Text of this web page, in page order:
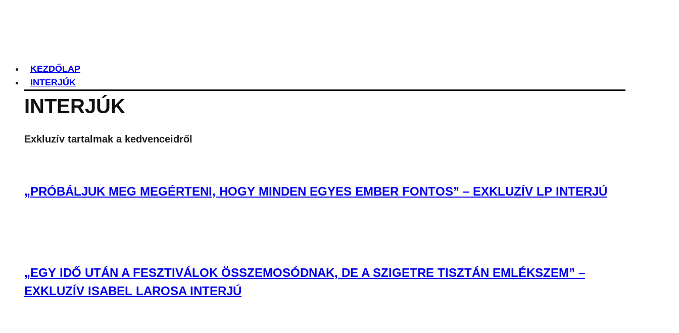
KEZDŐLAP
INTERJÚK
INTERJÚK
Exkluzív tartalmak a kedvenceidről
„PRÓBÁLJUK MEG MEGÉRTENI, HOGY MINDEN EGYES EMBER FONTOS” – EXKLUZÍV LP INTERJÚ
„EGY IDŐ UTÁN A FESZTIVÁLOK ÖSSZEMOSÓDNAK, DE A SZIGETRE TISZTÁN EMLÉKSZEM” –
EXKLUZÍV ISABEL LAROSA INTERJÚ